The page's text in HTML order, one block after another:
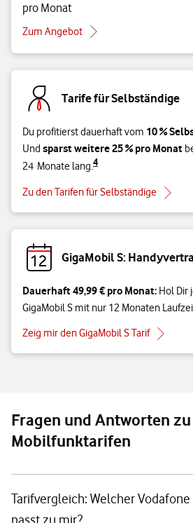
pro Monat
Zum Angebot
Tarife für Selbständige
Du profitierst dauerhaft vom 10 %
Und sparst weitere 25 % pro Monat
24 Monate lang.4
Zu den Tarifen für Selbständige
GigaMobil S:
Dauerhaft 49,99 € pro Monat: Hol Dir
GigaMobil S mit nur 12 Monaten
Zeig mir den GigaMobil S Tarif
Fragen und Antworten
Mobilfunktarifen
Tarifvergleich: Welcher
passt zu mir?